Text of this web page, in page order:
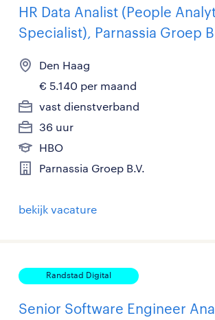
HR Data Analist (People
Specialist), Parnassia Groep
Den Haag
€ 5.140 per maand
vast dienstverband
36 uur
HBO
Parnassia Groep B.V.
bekijk vacature
Randstad Digital
Senior Software Engineer